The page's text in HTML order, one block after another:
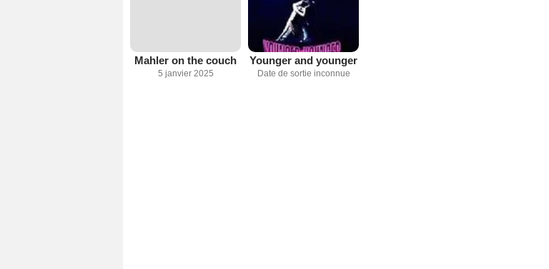
Mahler on the couch
5 janvier 2025
Younger and younger
Date de sortie inconnue